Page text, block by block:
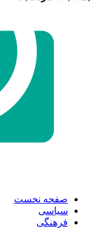
صفحه نخست
سیاسی
فرهنگی